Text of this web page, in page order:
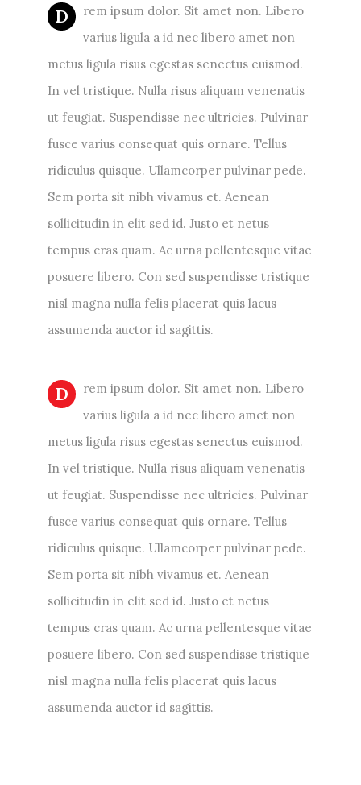
D
rem ipsum dolor. Sit amet non. Libero
varius ligula a id nec libero amet non
metus ligula risus egestas senectus euismod.
In vel tristique. Nulla risus aliquam venenatis
ut feugiat. Suspendisse nec ultricies. Pulvinar
fusce varius consequat quis ornare. Tellus
ridiculus quisque. Ullamcorper pulvinar pede.
Sem porta sit nibh vivamus et. Aenean
sollicitudin in elit sed id. Justo et netus
tempus cras quam. Ac urna pellentesque vitae
posuere libero. Con sed suspendisse tristique
nisl magna nulla felis placerat quis lacus
assumenda auctor id sagittis.
D
rem ipsum dolor. Sit amet non. Libero
varius ligula a id nec libero amet non
metus ligula risus egestas senectus euismod.
In vel tristique. Nulla risus aliquam venenatis
ut feugiat. Suspendisse nec ultricies. Pulvinar
fusce varius consequat quis ornare. Tellus
ridiculus quisque. Ullamcorper pulvinar pede.
Sem porta sit nibh vivamus et. Aenean
sollicitudin in elit sed id. Justo et netus
tempus cras quam. Ac urna pellentesque vitae
posuere libero. Con sed suspendisse tristique
nisl magna nulla felis placerat quis lacus
assumenda auctor id sagittis.